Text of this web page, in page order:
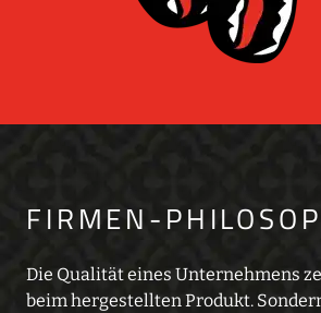
FIRMEN-
Die Qualität eines Unternehmens
beim hergestellten Produkt.